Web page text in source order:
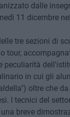
dalle
11 dicembre
tre sezioni di
tour,
peculiarità
in cui gli
oltre che
I tecnici del
breve